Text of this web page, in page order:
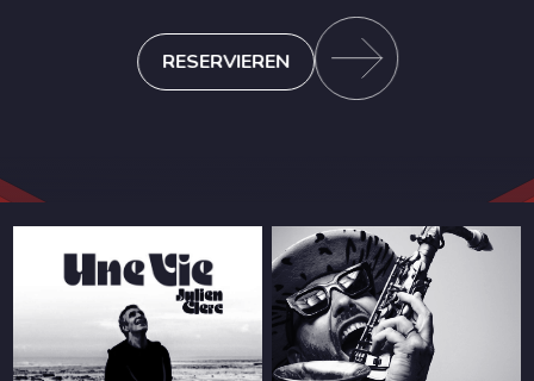
RESERVIEREN